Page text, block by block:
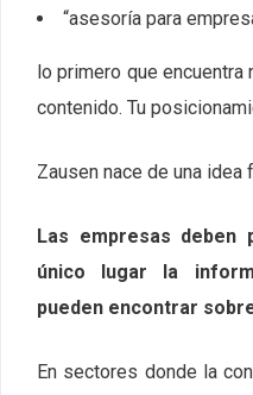
“asesoría para
lo primero que
contenido. Tu
Zausen nace de una idea
Las empresas deben
único lugar la
pueden encontrar
En sectores donde la